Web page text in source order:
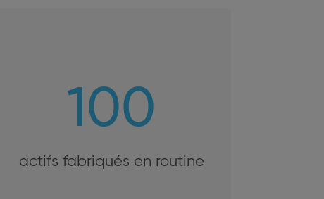
100
actifs fabriqués en routine